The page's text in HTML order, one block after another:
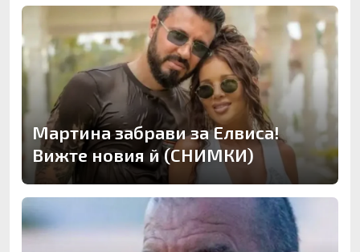
Мартина забрави за Елвиса!
Вижте новия й (СНИМКИ)